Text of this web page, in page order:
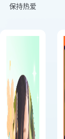
保持热爱